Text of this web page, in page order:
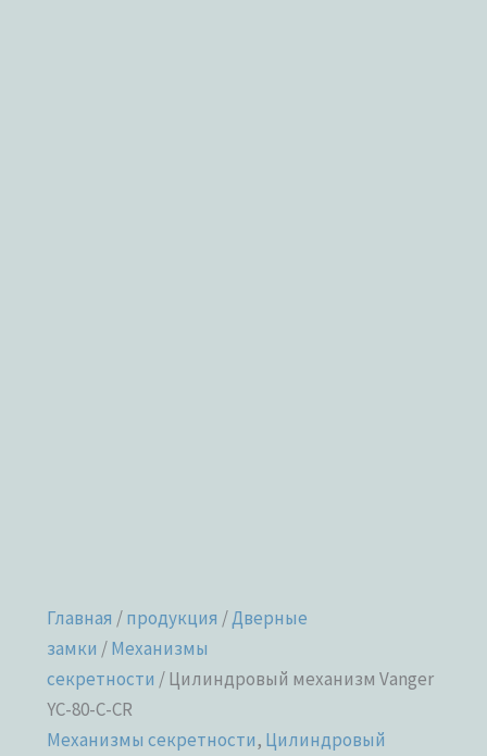
Главная /продукция /Дверные
замки /Механизмы
секретности / Цилиндровый механизм Vanger
YC-80-C-CR
Механизмы секретности, Цилиндровый